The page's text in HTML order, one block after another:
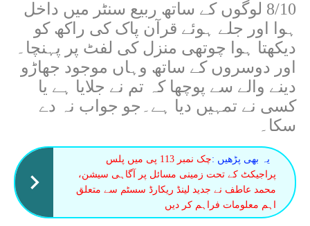
8/10 لوگوں کے ساتھ ربیع سنٹر میں داخل
ہوا اور جلے ہوئے قرآن پاک کی راکھ کو
دیکھتا ہوا چوتھی منزل کی لفٹ پر پہنچا۔
اور دوسروں کے ساتھ وہاں موجود جھاڑو
دینے والے سے پوچھا کہ تم نے جلایا ہے یا
کسی نے تمہیں دیا ہے۔جو جواب نہ دے
سکا۔
یہ بھی پڑھیں :
چک نمبر 113 پی میں پلس
پراجیکٹ کے تحت زمینی مسائل پر آگاہی سیشن،
محمد عاطف نے جدید لینڈ ریکارڈ سسٹم سے متعلق
اہم معلومات فراہم کر دیں